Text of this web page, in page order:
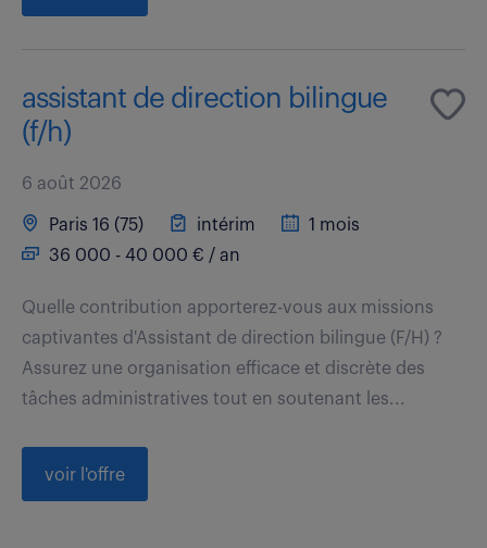
assistant de direction bilingue
(f/h)
6 août 2026
Paris 16 (75) intérim
1 mois
36 000 - 40 000 € / an
Quelle contribution apporterez-vous aux missions
captivantes d'Assistant de direction bilingue (F/H) ?
Assurez une organisation efficace et discrète des
tâches administratives tout en soutenant les...
voir l'offre